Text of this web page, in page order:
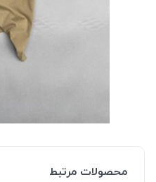
محصولات مرتبط